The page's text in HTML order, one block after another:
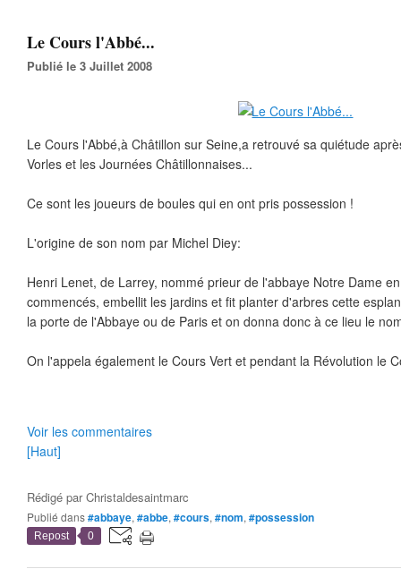
Le Cours l'Abbé...
Publié le 3 Juillet 2008
Le Cours l'Abbé,à Châtillon sur Seine,a retrouvé sa quiétude
Vorles et les Journées Châtillonnaises...
Ce sont les joueurs de boules qui en ont pris possession !
L'origine de son nom par Michel Diey:
Henri Lenet, de Larrey, nommé prieur de l'abbaye Notre Dame
commencés, embellit les jardins et fit planter d'arbres cette
la porte de l'Abbaye ou de Paris et on donna donc à ce lieu le
On l'appela également le Cours Vert et pendant la Révolution le
Voir les commentaires
[Haut]
Rédigé parChristaldesaintmarc
Publié dans#abbaye, #abbe, #cours, #nom, #possession
Repost 0